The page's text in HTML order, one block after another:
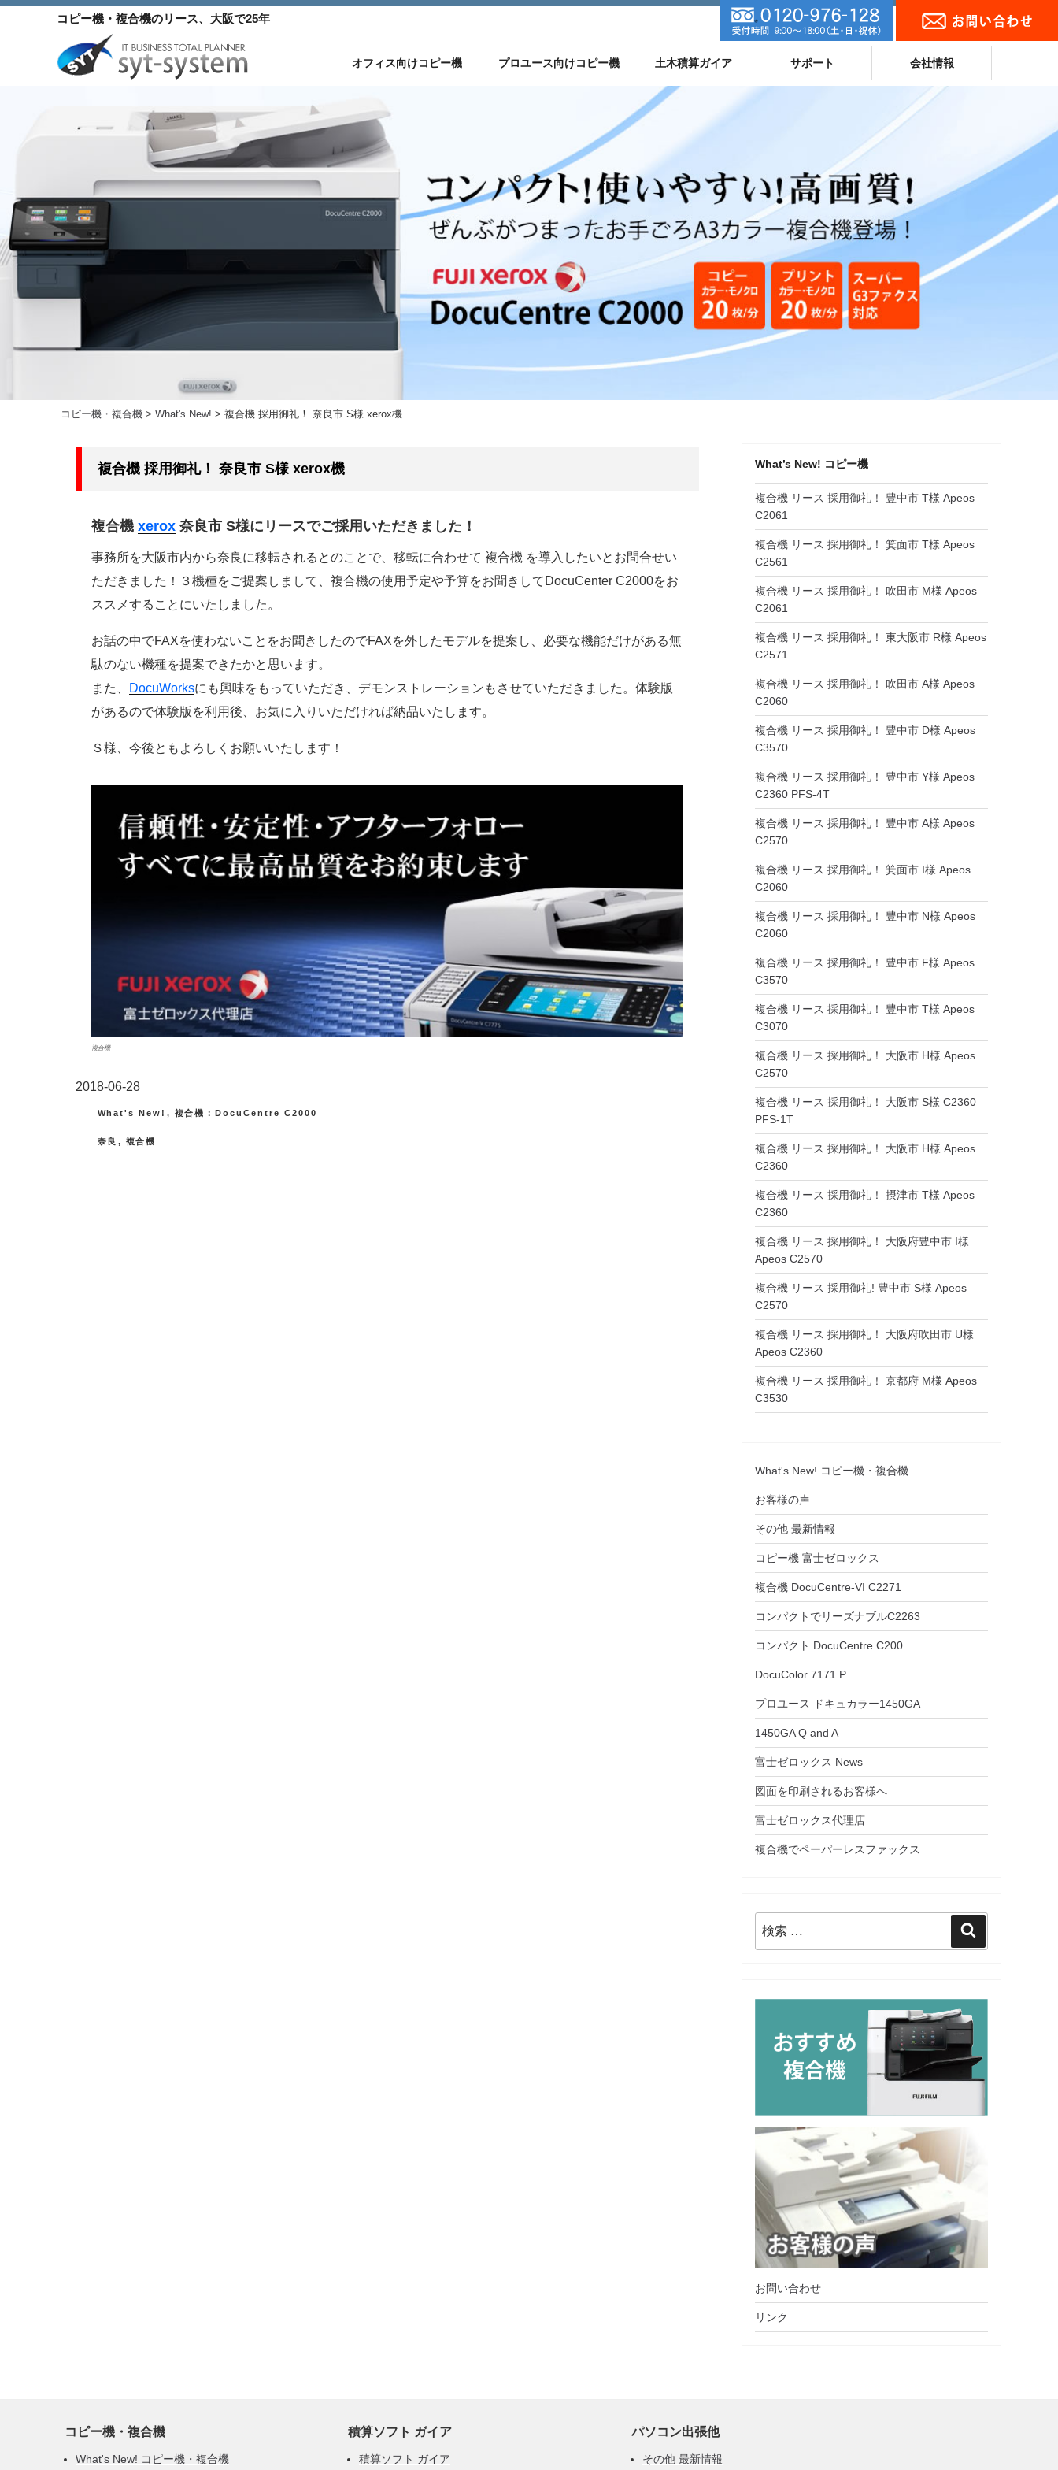
コ
プ
コピー機・複合機のリース、大阪で25年
オフィス向けコピー機 プロユース向けコピー機 土木積算ガイア サポート 会社情報
コピー機・複合機 > What's New! > 複合機 採用御礼！ 奈良市 S様 xerox機
複合機 採用御礼！ 奈良市 S様 xerox機
複合機 xerox 奈良市 S様にリースでご採用いただきました！
事務所を大阪市内から奈良に移転されるとのことで、移転に合わせて 複合機 を導入したいとお問合せい
ただきました！３機種をご提案しまして、複合機の使用予定や予算をお聞きしてDocuCenter C2000をお
ススメすることにいたしました。
お話の中でFAXを使わないことをお聞きしたのでFAXを外したモデルを提案し、必要な機能だけがある無
駄のない機種を提案できたかと思います。
また、
DocuWorksにも興味をもっていただき、デモンストレーションもさせていただきました。体験版
があるので体験版を利用後、お気に入りいただければ納品いたします。
Ｓ様、今後ともよろしくお願いいたします！
複合機
投
2018-06-28
カ
ゴ
What's New! , 複合機：DocuCentre C2000
タ
奈良 , 複合機
What’s New! コピー機
複合機 リース 採用御礼！ 豊中市 T様 Apeos
C2061
複合機 リース 採用御礼！ 箕面市 T様 Apeos
C2561
複合機 リース 採用御礼！ 吹田市 M様 Apeos
C2061
複合機 リース 採用御礼！ 東大阪市 R様 Apeos
C2571
複合機 リース 採用御礼！ 吹田市 A様 Apeos
C2060
複合機 リース 採用御礼！ 豊中市 D様 Apeos
C3570
複合機 リース 採用御礼！ 豊中市 Y様 Apeos
C2360 PFS-4T
複合機 リース 採用御礼！ 豊中市 A様 Apeos
C2570
複合機 リース 採用御礼！ 箕面市 I様 Apeos
C2060
複合機 リース 採用御礼！ 豊中市 N様 Apeos
C2060
複合機 リース 採用御礼！ 豊中市 F様 Apeos
C3570
複合機 リース 採用御礼！ 豊中市 T様 Apeos
C3070
複合機 リース 採用御礼！ 大阪市 H様 Apeos
C2570
複合機 リース 採用御礼！ 大阪市 S様 C2360
PFS-1T
複合機 リース 採用御礼！ 大阪市 H様 Apeos
C2360
複合機 リース 採用御礼！ 摂津市 T様 Apeos
C2360
複合機 リース 採用御礼！ 大阪府豊中市 I様
Apeos C2570
複合機 リース 採用御礼! 豊中市 S様 Apeos
C2570
複合機 リース 採用御礼！ 大阪府吹田市 U様
Apeos C2360
複合機 リース 採用御礼！ 京都府 M様 Apeos
C3530
What's New! コピー機・複合機
お客様の声
その他 最新情報
コピー機 富士ゼロックス
複合機 DocuCentre-VI C2271
コンパクトでリーズナブルC2263
コンパクト DocuCentre C200
DocuColor 7171 P
プロユース ドキュカラー1450GA
1450GA Q and A
富士ゼロックス News
図面を印刷されるお客様へ
富士ゼロックス代理店
複合機でペーパーレスファックス
索:
索
お問い合わせ
リンク
コピー機・複合機
What's New! コピー機・複合機
積算ソフト ガイア
積算ソフト ガイア
パソコン出張他
その他 最新情報